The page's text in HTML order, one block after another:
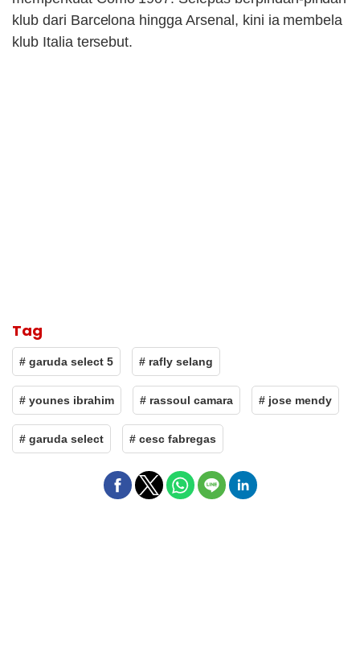
klub dari Barcelona hingga Arsenal, kini ia membela
klub Italia tersebut.
Tag
# garuda select 5 # rafly selang
# younes ibrahim # rassoul camara # jose mendy
# garuda select # cesc fabregas